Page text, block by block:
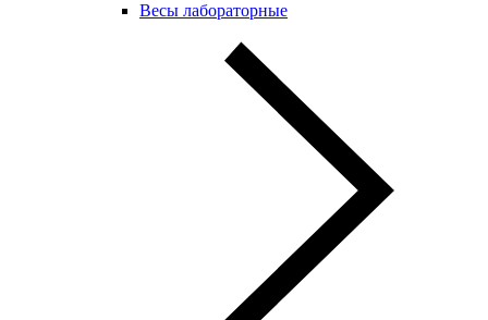
Весы лабораторные